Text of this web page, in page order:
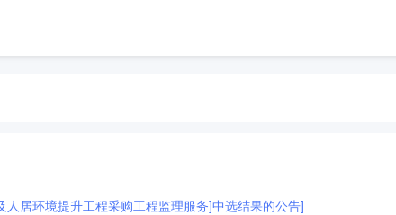
居环境提升工程采购工程监理服务]中选结果的公告]